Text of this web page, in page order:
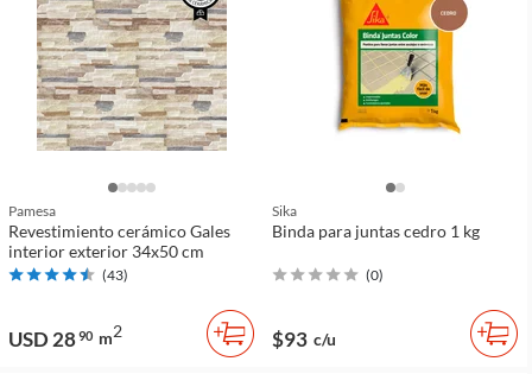
Pamesa
Revestimiento cerámico Gales
interior exterior 34x50 cm
(43)
USD 2890 m2
Sika
Binda para juntas cedro 1 kg
(0)
$93 c/u